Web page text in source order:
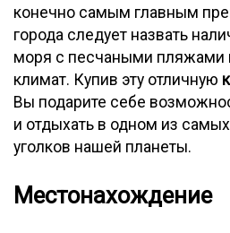
конечно самым главным
города следует назвать
моря с песчаными пляжами
климат. Купив эту отличную
Вы подарите себе
и отдыхать в одном из
уголков нашей планеты.
Местонахождение